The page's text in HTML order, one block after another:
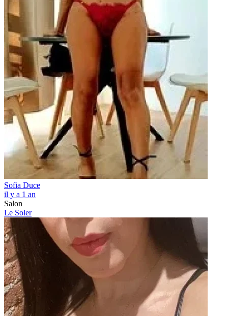
Sofia Duce
il y a 1 an
Salon
Le Soler